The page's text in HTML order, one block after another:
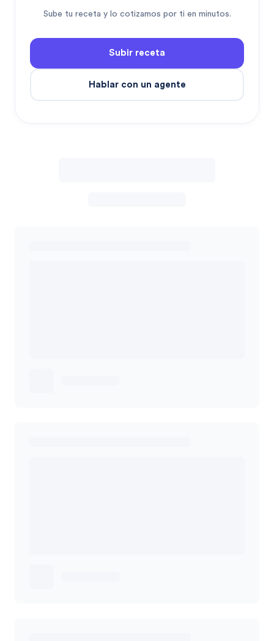
Sube tu receta y lo cotizamos por ti en minutos.
Subir receta
Hablar con un agente